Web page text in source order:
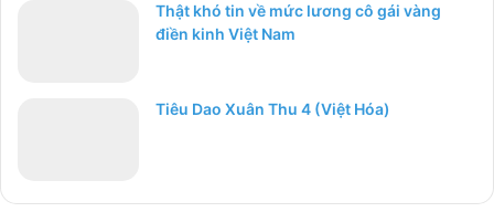
Thật khó tin về mức lương cô gái vàng
điền kinh Việt Nam
Tiêu Dao Xuân Thu 4 (Việt Hóa)